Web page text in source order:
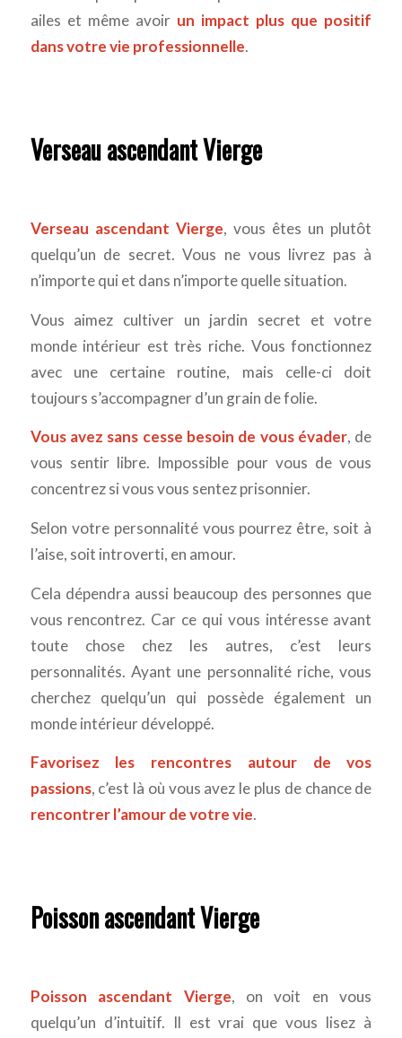
ailes et même avoir un impact plus que positif
dans votre vie professionnelle.
Verseau ascendant Vierge
Verseau ascendant Vierge, vous êtes un plutôt
quelqu’un de secret. Vous ne vous livrez pas à
n’importe qui et dans n’importe quelle situation.
Vous aimez cultiver un jardin secret et votre
monde intérieur est très riche. Vous fonctionnez
avec une certaine routine, mais celle-ci doit
toujours s’accompagner d’un grain de folie.
Vous avez sans cesse besoin de vous évader, de
vous sentir libre. Impossible pour vous de vous
concentrez si vous vous sentez prisonnier.
Selon votre personnalité vous pourrez être, soit à
l’aise, soit introverti, en amour.
Cela dépendra aussi beaucoup des personnes que
vous rencontrez. Car ce qui vous intéresse avant
toute chose chez les autres, c’est leurs
personnalités. Ayant une personnalité riche, vous
cherchez quelqu’un qui possède également un
monde intérieur développé.
Favorisez les rencontres autour de vos
passions, c’est là où vous avez le plus de chance de
rencontrer l’amour de votre vie.
Poisson ascendant Vierge
Poisson ascendant Vierge, on voit en vous
quelqu’un d’intuitif. Il est vrai que vous lisez à